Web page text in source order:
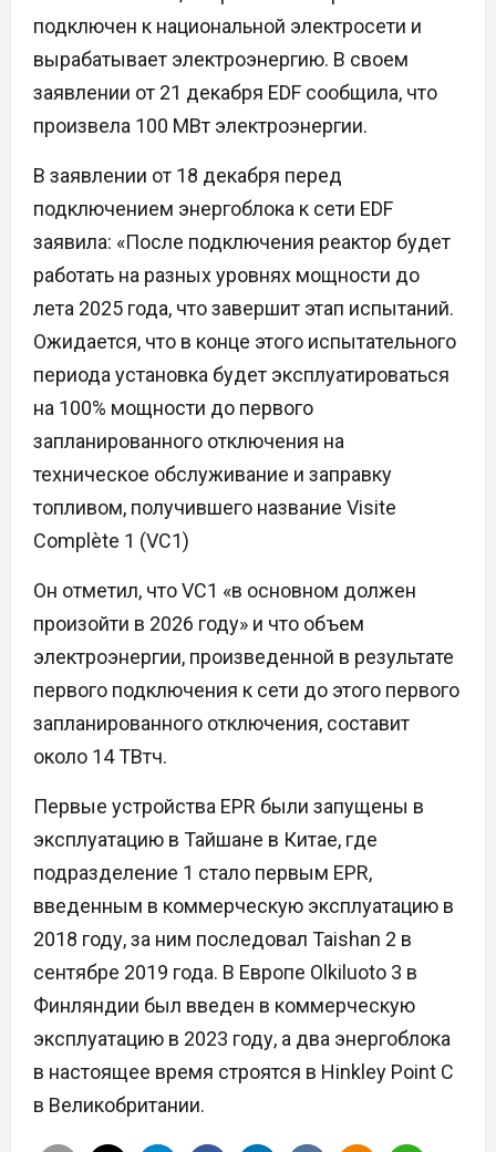
подключен к национальной электросети и
вырабатывает электроэнергию. В своем
заявлении от 21 декабря EDF сообщила, что
произвела 100 МВт электроэнергии.
В заявлении от 18 декабря перед
подключением энергоблока к сети EDF
заявила: «После подключения реактор будет
работать на разных уровнях мощности до
лета 2025 года, что завершит этап испытаний.
Ожидается, что в конце этого испытательного
периода установка будет эксплуатироваться
на 100% мощности до первого
запланированного отключения на
техническое обслуживание и заправку
топливом, получившего название Visite
Complète 1 (VC1)
Он отметил, что VC1 «в основном должен
произойти в 2026 году» и что объем
электроэнергии, произведенной в результате
первого подключения к сети до этого первого
запланированного отключения, составит
около 14 ТВтч.
Первые устройства EPR были запущены в
эксплуатацию в Тайшане в Китае, где
подразделение 1 стало первым EPR,
введенным в коммерческую эксплуатацию в
2018 году, за ним последовал Taishan 2 в
сентябре 2019 года. В Европе Olkiluoto 3 в
Финляндии был введен в коммерческую
эксплуатацию в 2023 году, а два энергоблока
в настоящее время строятся в Hinkley Point C
в Великобритании.